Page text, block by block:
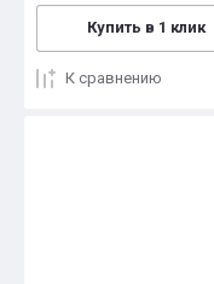
Купить в 1 клик
К сравнению